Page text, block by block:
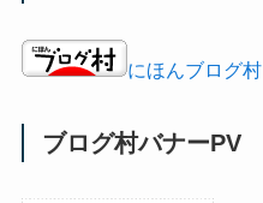
にほんブログ村
ブログ村バナーPV